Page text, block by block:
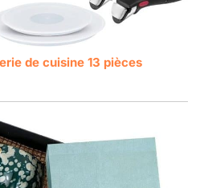
de cuisine 13 pièces